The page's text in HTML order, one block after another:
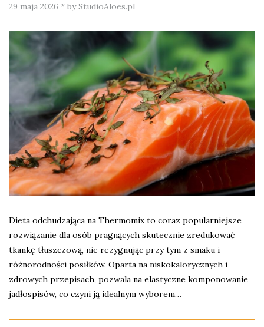
29 maja 2026 * by StudioAloes.pl
Dieta odchudzająca na Thermomix to coraz popularniejsze
rozwiązanie dla osób pragnących skutecznie zredukować
tkankę tłuszczową, nie rezygnując przy tym z smaku i
różnorodności posiłków. Oparta na niskokalorycznych i
zdrowych przepisach, pozwala na elastyczne komponowanie
jadłospisów, co czyni ją idealnym wyborem…